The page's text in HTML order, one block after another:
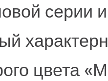
серии
цвета